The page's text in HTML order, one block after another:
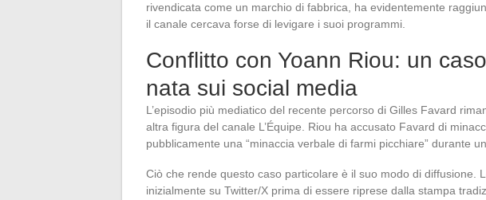
rivendicata come un marchio di fabbrica, ha evidentemente
il canale cercava forse di levigare i suoi programmi.
Conflitto con Yoann Riou: un
nata sui social media
L’episodio più mediatico del recente percorso di Gilles Favard
altra figura del canale L’Équipe. Riou ha accusato Favard di
pubblicamente una “minaccia verbale di farmi picchiare” durante
Ciò che rende questo caso particolare è il suo modo di diffusione.
inizialmente su Twitter/X prima di essere riprese dalla stampa